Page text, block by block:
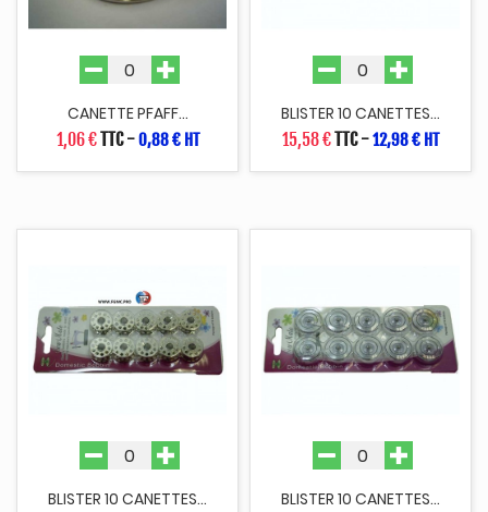
CANETTE PFAFF...
1,06 €TTC-0,88 € HT
BLISTER 10 CANETTES...
15,58 €TTC-12,98 € HT
BLISTER 10 CANETTES...
BLISTER 10 CANETTES...